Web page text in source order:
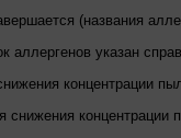
(названия
аллергенов указан
концентрации
снижения концентрации